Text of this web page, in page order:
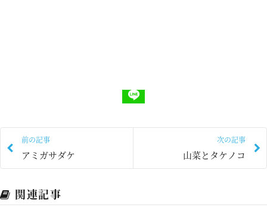
前の記事
アミガサダケ
次の記事
山菜とタケノコ
関連記事